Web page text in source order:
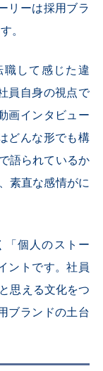
リーは採用ブラ
。
して感じた違
員自身の視点で
画インタビュー
どんな形でも構
語られているか
素直な感情がに
「個人のストー
ントです。社員
思える文化をつ
ブランドの土台